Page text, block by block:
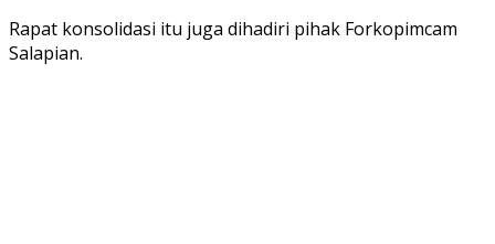
Rapat konsolidasi itu juga dihadiri pihak Forkopimcam
Salapian.